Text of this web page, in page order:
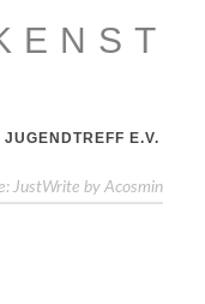
E.V.
JustWrite by Acosmin